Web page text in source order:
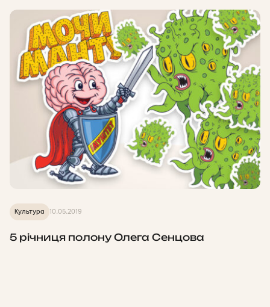
Культура 10.05.2019
5 річниця полону Олега Сенцова